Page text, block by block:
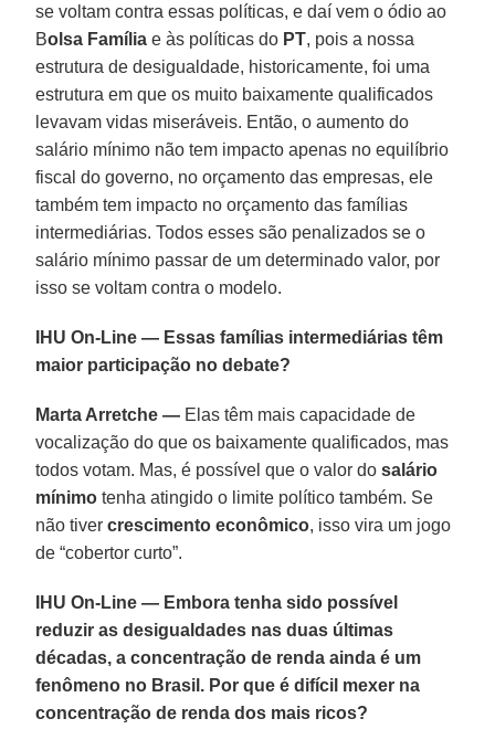
se voltam contra essas políticas, e daí vem o ódio ao
Bolsa Família e às políticas do PT, pois a nossa
estrutura de desigualdade, historicamente, foi uma
estrutura em que os muito baixamente qualificados
levavam vidas miseráveis. Então, o aumento do
salário mínimo não tem impacto apenas no equilíbrio
fiscal do governo, no orçamento das empresas, ele
também tem impacto no orçamento das famílias
intermediárias. Todos esses são penalizados se o
salário mínimo passar de um determinado valor, por
isso se voltam contra o modelo.
IHU On-Line — Essas famílias intermediárias têm
maior participação no debate?
Marta Arretche — Elas têm mais capacidade de
vocalização do que os baixamente qualificados, mas
todos votam. Mas, é possível que o valor dosalário
mínimo tenha atingido o limite político também. Se
não tiver crescimento econômico, isso vira um jogo
de “cobertor curto”.
IHU On-Line — Embora tenha sido possível
reduzir as desigualdades nas duas últimas
décadas, a concentração de renda ainda é um
fenômeno no Brasil. Por que é difícil mexer na
concentração de renda dos mais ricos?